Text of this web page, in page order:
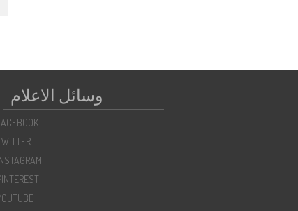
وسائل الاعلام